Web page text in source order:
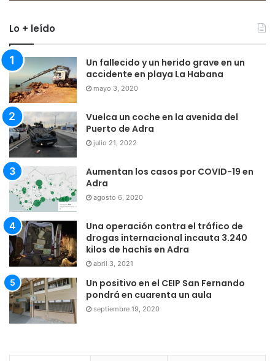
Lo + leído
Un fallecido y un herido grave en un
accidente en playa La Habana
mayo 3, 2020
Vuelca un coche en la avenida del
Puerto de Adra
julio 21, 2022
Aumentan los casos por COVID-19 en
Adra
agosto 6, 2020
Una operación contra el tráfico de
drogas internacional incauta 3.240
kilos de hachís en Adra
abril 3, 2021
Un positivo en el CEIP San Fernando
pondrá en cuarenta un aula
septiembre 19, 2020